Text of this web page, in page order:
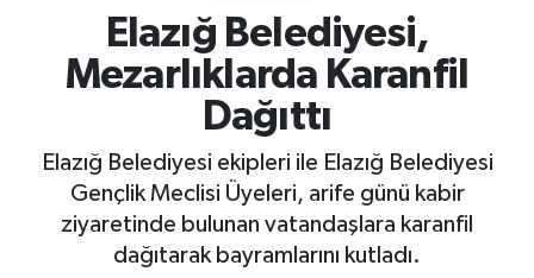
Elazığ Belediyesi,
Mezarlıklarda Karanfil
Dağıttı
Elazığ Belediyesi ekipleri ile Elazığ Belediyesi
Gençlik Meclisi Üyeleri, arife günü kabir
ziyaretinde bulunan vatandaşlara karanfil
dağıtarak bayramlarını kutladı.
DÜNYA
EKONOMİ
ELAZIĞ
Tüm Manşetler
Son Dakika Haberleri
Haber Arşivi